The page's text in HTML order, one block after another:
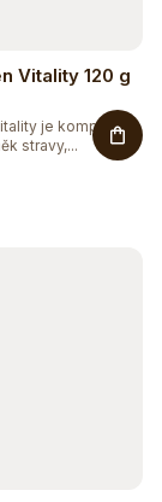
Vitality 120 g
je komplexní
stravy,...